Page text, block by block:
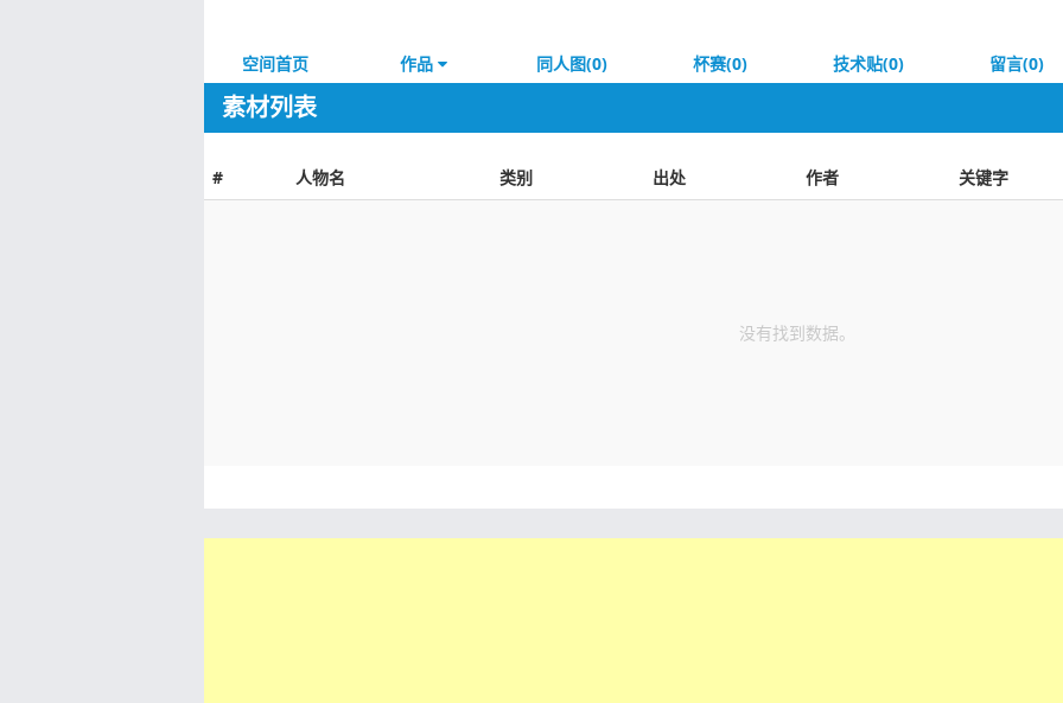
空间首页 作品 同人图(0) 杯赛(0) 技术贴(0) 留言(0)
素材列表
# 人物名 类别 出处 作者 关键字
没有找到数据。